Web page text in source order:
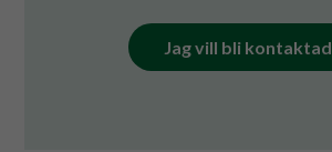
Jag vill bli kontaktad